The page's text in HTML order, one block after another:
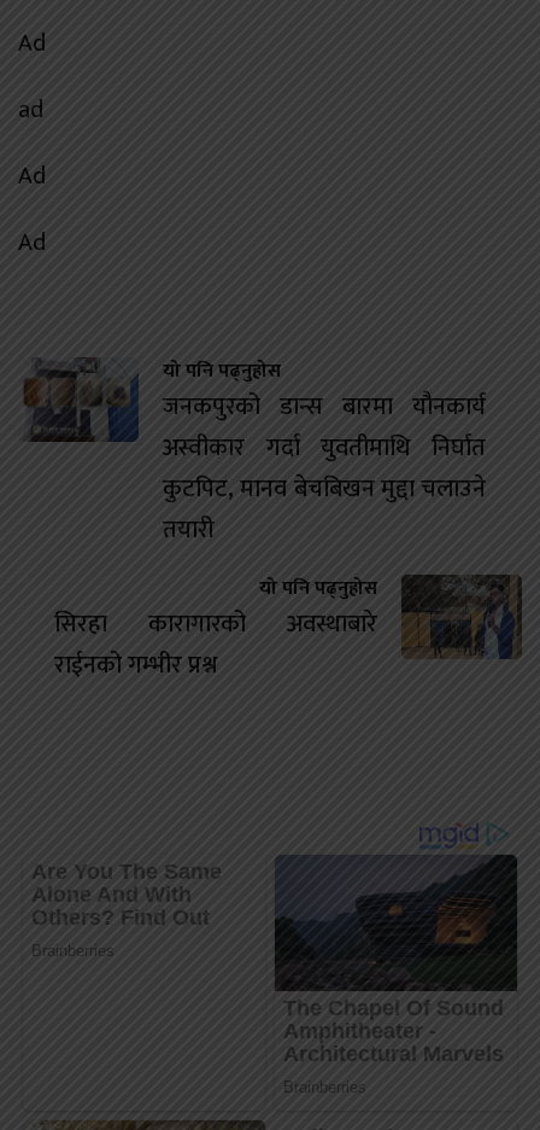
Ad
ad
Ad
Ad
यो पनि पढ्नुहोस
जनकपुरको डान्स बारमा यौनकार्य
अस्वीकार गर्दा युवतीमाथि निर्घात
कुटपिट, मानव बेचबिखन मुद्दा चलाउने
तयारी
यो पनि पढ्नुहोस
सिरहा कारागारको अवस्थाबारे
राईनको गम्भीर प्रश्न